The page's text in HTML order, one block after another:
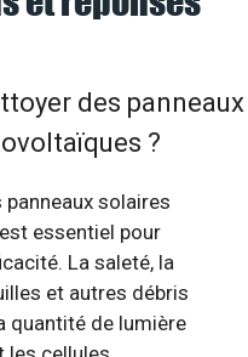
des panneaux
?
solaires
essentiel pour
La saleté, la
et autres débris
quantité de lumière